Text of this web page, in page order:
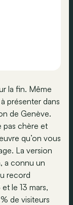
la fin. Même
présenter dans
de Genève.
pas chère et
qu’on vous
La version
a connu un
record
le 13 mars,
de visiteurs